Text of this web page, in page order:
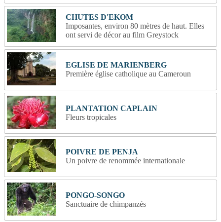
CHUTES D'EKOM
Imposantes, environ 80 mètres de haut. Elles
ont servi de décor au film Greystock
EGLISE DE MARIENBERG
Première église catholique au Cameroun
PLANTATION CAPLAIN
Fleurs tropicales
POIVRE DE PENJA
Un poivre de renommée internationale
PONGO-SONGO
Sanctuaire de chimpanzés